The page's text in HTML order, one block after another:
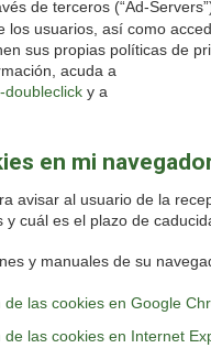
de terceros (“Ad-
usuarios, así como
sus propias políticas de
acuda a
doubleclick y a
en mi
avisar al usuario de la
cuál es el plazo de
y manuales de su
las cookies en Google
las cookies en Internet